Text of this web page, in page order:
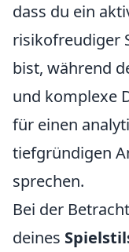
dass du ein
risikofreudiger
bist, während
und komplexe
für einen
tiefgründigen
sprechen.
Bei der
deines